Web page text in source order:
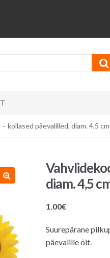
kollased päevalilled, diam. 4,5
diam. 4,5
1.00€
Suurepärane
päevalille õit.